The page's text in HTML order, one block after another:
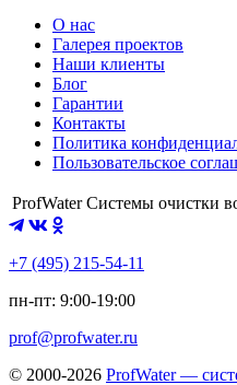
О нас
Галерея проектов
Наши клиенты
Блог
Гарантии
Контакты
Политика
Пользовательское
ProfWater Системы очистки
+7 (495) 215-54-11
пн-пт: 9:00-19:00
prof@profwater.ru
© 2000-2026 ProfWater —